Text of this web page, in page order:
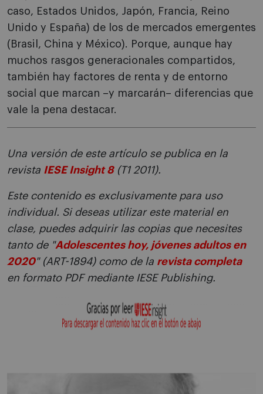
caso, Estados Unidos, Japón, Francia, Reino
Unido y España) de los de mercados emergentes
(Brasil, China y México). Porque, aunque hay
muchos rasgos generacionales compartidos,
también hay factores de renta y de entorno
social que marcan –y marcarán– diferencias que
vale la pena destacar.
Una versión de este artículo se publica en la
revista IESE Insight 8(T1 2011).
Este contenido es exclusivamente para uso
individual. Si deseas utilizar este material en
clase, puedes adquirir las copias que necesites
tanto de "Adolescentes hoy, jóvenes adultos en
2020" (ART-1894) como de la revista completa
en formato PDF mediante IESE Publishing.